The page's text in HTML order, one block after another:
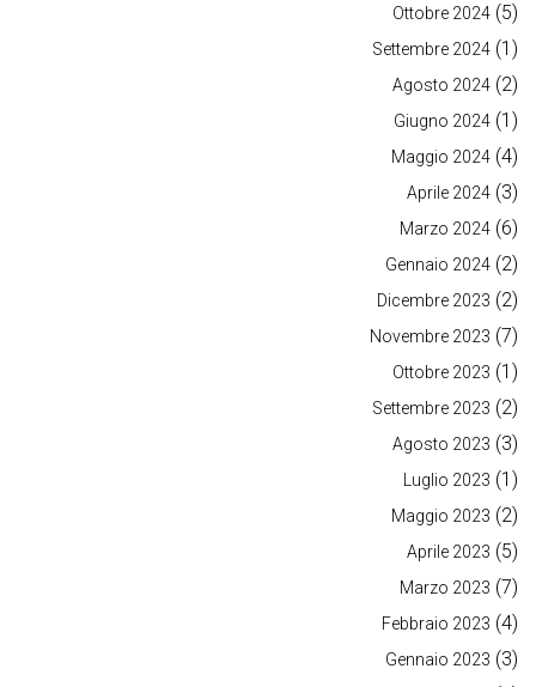
Ottobre 2024 (5)
Settembre 2024 (1)
Agosto 2024 (2)
Giugno 2024 (1)
Maggio 2024 (4)
Aprile 2024 (3)
Marzo 2024 (6)
Gennaio 2024 (2)
Dicembre 2023 (2)
Novembre 2023 (7)
Ottobre 2023 (1)
Settembre 2023 (2)
Agosto 2023 (3)
Luglio 2023 (1)
Maggio 2023 (2)
Aprile 2023 (5)
Marzo 2023 (7)
Febbraio 2023 (4)
Gennaio 2023 (3)